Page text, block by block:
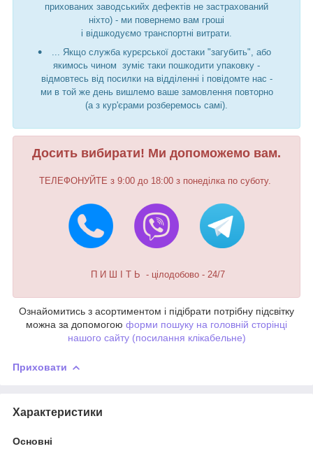
прихованих заводськийх дефектів не застрахований
ніхто) - ми повернемо вам гроші
і відшкодуємо транспортні витрати.
... Якщо служба курєрської достаки "загубить", або
якимось чином зуміє таки пошкодити упаковку -
відмовтесь від посилки на відділенні і повідомте нас -
ми в той же день вишлемо ваше замовлення повторно
(а з кур'єрами розберемось самі).
Досить вибирати! Ми допоможемо вам.
ТЕЛЕФОНУЙТЕ з 9:00 до 18:00 з понеділка по суботу.
П И Ш І Т Ь - цілодобово - 24/7
Ознайомитись з асортиментом і підібрати потрібну підсвітку
можна за допомогою форми пошуку на головній сторінці
нашого сайту (посилання клікабельне)
Приховати
Характеристики
Основні